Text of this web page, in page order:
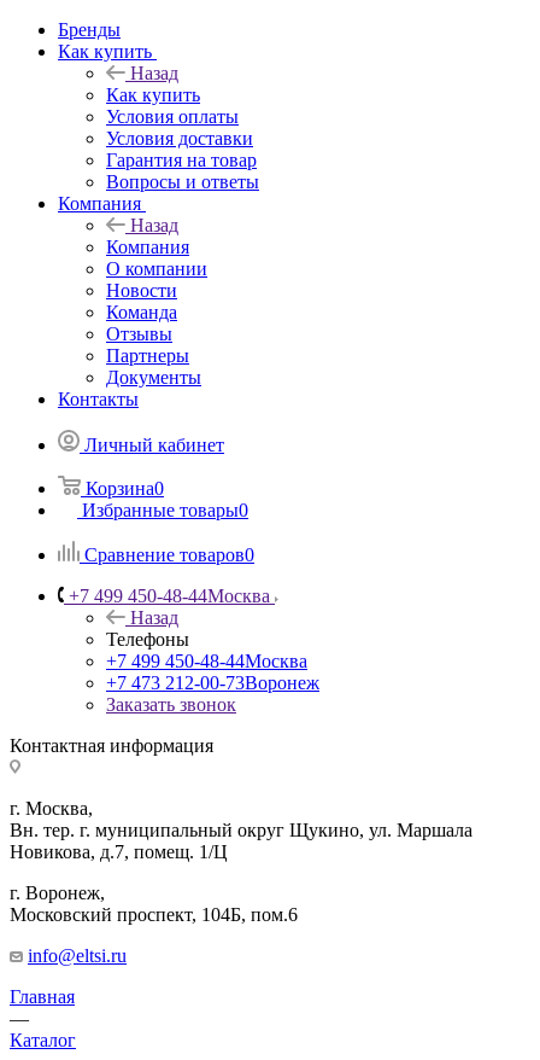
Бренды
Как купить
Назад
Как купить
Условия оплаты
Условия доставки
Гарантия на товар
Вопросы и ответы
Компания
Назад
Компания
О компании
Новости
Команда
Отзывы
Партнеры
Документы
Контакты
Личный кабинет
Корзина0
Избранные товары0
Сравнение товаров0
+7 499 450-48-44Москва
Назад
Телефоны
+7 499 450-48-44Москва
+7 473 212-00-73Воронеж
Заказать звонок
Контактная информация
г. Москва,
Вн. тер. г. муниципальный округ Щукино, ул. Маршала
Новикова, д.7, помещ. 1/Ц
г. Воронеж,
​Московский проспект, 104Б, пом.6
info@eltsi.ru
Главная
—
Каталог